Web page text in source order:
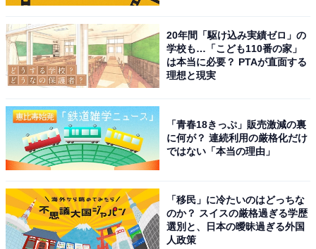
20年間「駆け込み実績ゼロ」の
学校も…「こども110番の家」
は本当に必要？ PTAが直面する
理想と現実
「青春18きっぷ」販売激減の裏
に何が？ 連続利用の厳格化だけ
ではない「本当の理由」
「移民」に冷たいのはどっちな
のか？ スイスの厳格過ぎる学歴
選別と、日本の曖昧過ぎる外国
人政策